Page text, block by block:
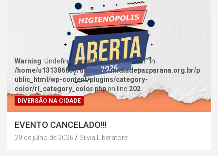
Warning: Undefined array key "rl_cat_color" in
/home/u131386853/domains/midiadepazparana.org.br/p
ublic_html/wp-content/plugins/category-
color/rl_category_color.phpon line 202
DIVERSÃO NA CIDADE
EVENTO CANCELADO!!!
29 de julho de 2026 Silvia Liberatore